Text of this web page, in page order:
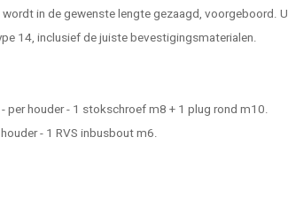
in de gewenste lengte gezaagd, voorgeboord. U
14, inclusief de juiste bevestigingsmaterialen.
houder - 1 stokschroef m8 + 1 plug rond m10.
- 1 RVS inbusbout m6.